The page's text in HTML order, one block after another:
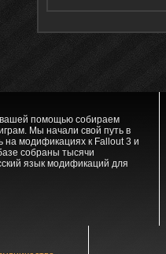
помощью собираем
Мы начали свой путь в
на модификациях к Fallout 3 и
собраны тысячи
язык модификаций для